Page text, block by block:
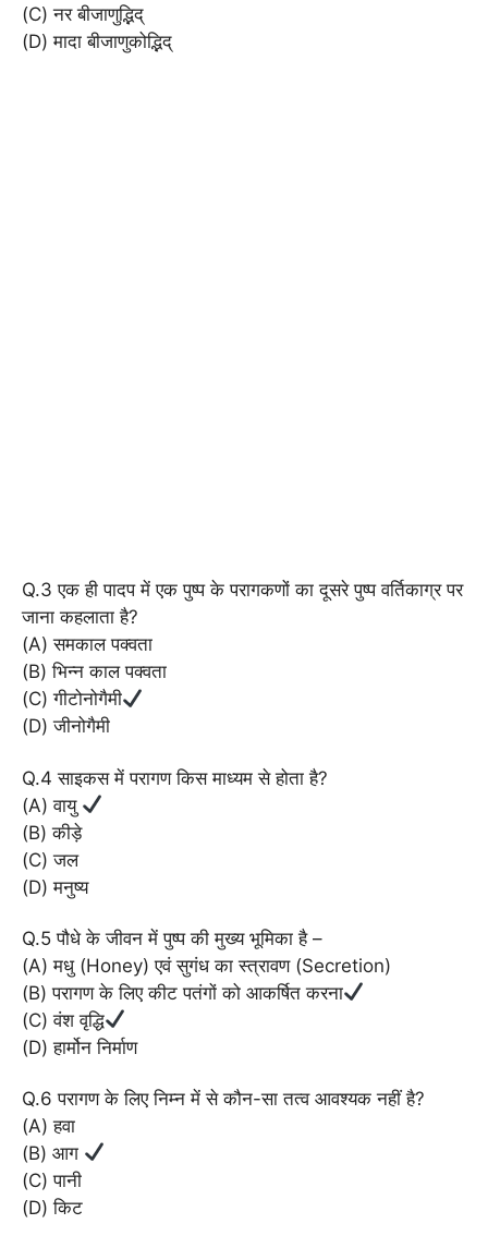
(C) नर बीजाणुद्भिद्
(D) मादा बीजाणुकोद्भिद्
Q.3 एक ही पादप में एक पुष्प के परागकणों का दूसरे पुष्प वर्तिकाग्र पर
जाना कहलाता है?
(A) समकाल पक्वता
(B) भिन्न काल पक्वता
(C) गीटोनोगैमी
(D) जीनोगैमी
Q.4 साइकस में परागण किस माध्यम से होता है?
(A) वायु
(B) कीड़े
(C) जल
(D) मनुष्य
Q.5 पौधे के जीवन में पुष्प की मुख्य भूमिका है –
(A) मधु (Honey) एवं सुगंध का स्त्रावण (Secretion)
(B) परागण के लिए कीट पतंगों को आकर्षित करना
(C) वंश वृद्धि
(D) हार्मोन निर्माण
Q.6 परागण के लिए निम्न में से कौन-सा तत्व आवश्यक नहीं है?
(A) हवा
(B) आग
(C) पानी
(D) किट